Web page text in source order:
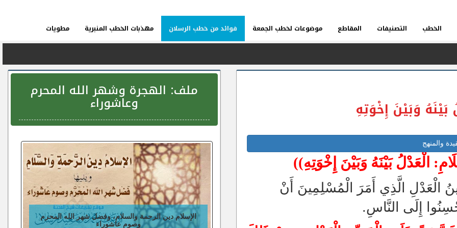
الخطب التصنيفات المقاطع موضوعات لخطب الجمعة فوائد من خطب الرسلان مهذبات الخطب المنبرية مطويات
وَبَيْنَ إِخْوَتِهِ
والمنهج
الْعَدْلُ بَيْنَهُ وَبَيْنَ إِخْوَتِهِ))
الْعَدْلِ الَّذِي أَمَرَ الْمُسْلِمِينَ أَنْ
إِلَى النَّاسِ.
ملف: الهجرة وشهر الله المحرم
وعاشوراء
الإسلام دين الرحمة والسلام، وفضل شهر الله المحرم
وصوم عاشوراء